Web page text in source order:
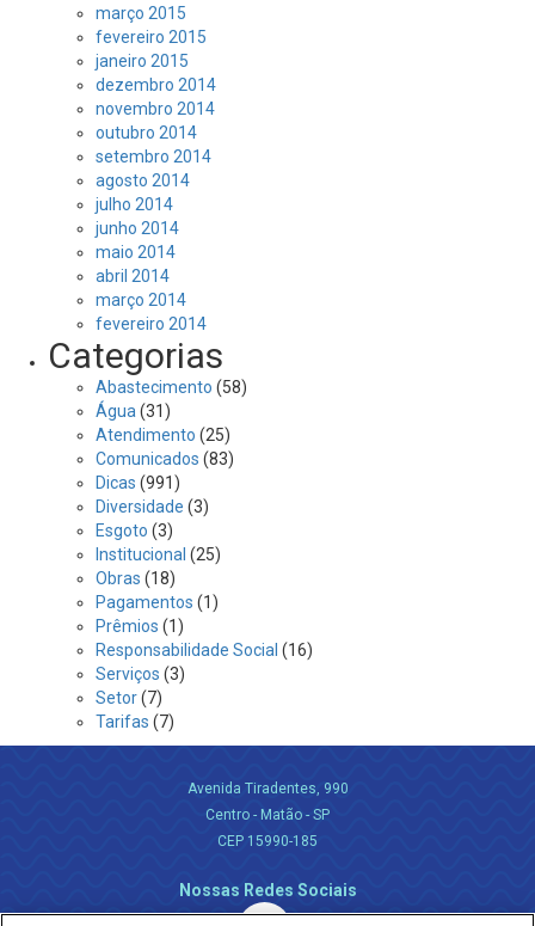
março 2015
fevereiro 2015
janeiro 2015
dezembro 2014
novembro 2014
outubro 2014
setembro 2014
agosto 2014
julho 2014
junho 2014
maio 2014
abril 2014
março 2014
fevereiro 2014
Categorias
Abastecimento (58)
Água (31)
Atendimento (25)
Comunicados (83)
Dicas (991)
Diversidade (3)
Esgoto (3)
Institucional (25)
Obras (18)
Pagamentos (1)
Prêmios (1)
Responsabilidade Social (16)
Serviços (3)
Setor(7)
Tarifas (7)
Avenida Tiradentes, 990
Centro - Matão - SP
CEP 15990-185
Nossas Redes Sociais